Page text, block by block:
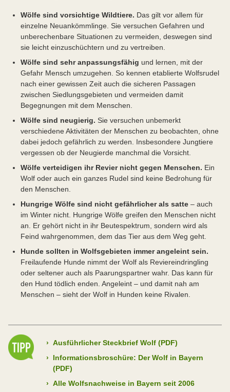
Wölfe sind vorsichtige Wildtiere. Das gilt vor allem für
einzelne Neuankömmlinge. Sie versuchen Gefahren und
unberechenbare Situationen zu vermeiden, deswegen sind
sie leicht einzuschüchtern und zu vertreiben.
Wölfe sind sehr anpassungsfähig und lernen, mit der
Gefahr Mensch umzugehen. So kennen etablierte Wolfsrudel
nach einer gewissen Zeit auch die sicheren Passagen
zwischen Siedlungsgebieten und vermeiden damit
Begegnungen mit dem Menschen.
Wölfe sind neugierig. Sie versuchen unbemerkt
verschiedene Aktivitäten der Menschen zu beobachten, ohne
dabei jedoch gefährlich zu werden. Insbesondere Jungtiere
vergessen ob der Neugierde manchmal die Vorsicht.
Wölfe verteidigen ihr Revier nicht gegen Menschen. Ein
Wolf oder auch ein ganzes Rudel sind keine Bedrohung für
den Menschen.
Hungrige Wölfe sind nicht gefährlicher als satte – auch
im Winter nicht. Hungrige Wölfe greifen den Menschen nicht
an. Er gehört nicht in ihr Beutespektrum, sondern wird als
Feind wahrgenommen, dem das Tier aus dem Weg geht.
Hunde sollten in Wolfsgebieten immer angeleint sein.
Freilaufende Hunde nimmt der Wolf als Reviereindringling
oder seltener auch als Paarungspartner wahr. Das kann für
den Hund tödlich enden. Angeleint – und damit nah am
Menschen – sieht der Wolf in Hunden keine Rivalen.
› Ausführlicher Steckbrief Wolf (PDF)
›
Informationsbroschüre: Der Wolf in Bayern
(PDF)
› Alle Wolfsnachweise in Bayern seit 2006